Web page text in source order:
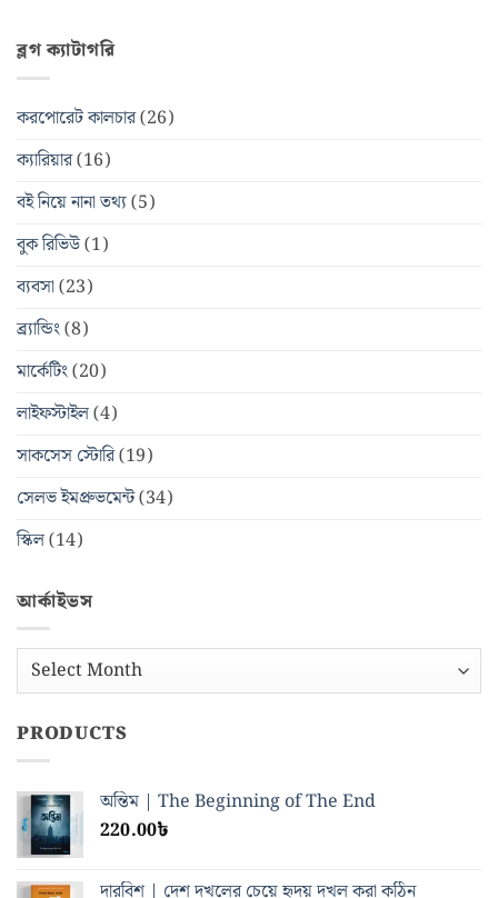
ব্লগ ক্যাটাগরি
করপোরেট কালচার(26)
ক্যারিয়ার(16)
বই নিয়ে নানা তথ্য(5)
বুক রিভিউ(1)
ব্যবসা(23)
ব্র্যান্ডিং(8)
মার্কেটিং(20)
লাইফস্টাইল(4)
সাকসেস স্টোরি(19)
সেলভ ইমপ্রুভমেন্ট(34)
স্কিল(14)
আর্কাইভস
আর্কাইভস
PRODUCTS
অন্তিম | The Beginning of The End
220.00৳
দারবিশ | দেশ দখলের চেয়ে হৃদয় দখল করা কঠিন